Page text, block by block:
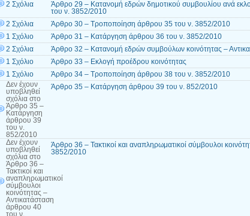
2 Σχόλια
Άρθρο 29 – Κατανομή εδρών δημοτικού συμβουλίου ανά
του ν. 3852/2010
2 Σχόλια
Άρθρο 30 – Τροποποίηση άρθρου 35 του ν. 3852/2010
1 Σχόλιο
Άρθρο 31 – Κατάργηση άρθρου 36 του ν. 3852/2010
2 Σχόλια
Άρθρο 32 – Κατανομή εδρών συμβούλων κοινότητας –
1 Σχόλιο
Άρθρο 33 – Εκλογή προέδρου κοινότητας
1 Σχόλιο
Άρθρο 34 – Τροποποίηση άρθρου 38 του ν. 3852/2010
Δεν έχουν
υποβληθεί
σχόλια στο
Άρθρο 35 –
Κατάργηση
άρθρου 39
του ν.
852/2010
Άρθρο 35 – Κατάργηση άρθρου 39 του ν. 852/2010
Δεν έχουν
υποβληθεί
σχόλια στο
Άρθρο 36 –
Τακτικοί και
αναπληρωματικοί
σύμβουλοι
κοινότητας –
Αντικατάσταση
άρθρου 40
του ν.
Άρθρο 36 – Τακτικοί και αναπληρωματικοί σύμβουλοι
3852/2010